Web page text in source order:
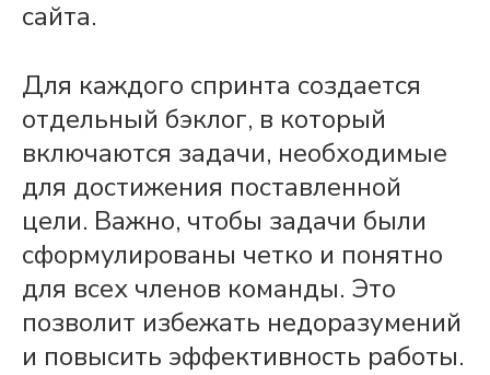
сайта.
Для каждого спринта создается
отдельный бэклог, в который
включаются задачи, необходимые
для достижения поставленной
цели. Важно, чтобы задачи были
сформулированы четко и понятно
для всех членов команды. Это
позволит избежать недоразумений
и повысить эффективность работы.